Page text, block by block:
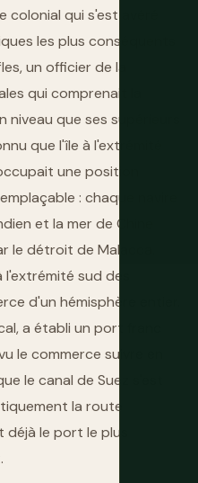
qui s'est avéré
les plus conséquents
un officier de la
qui comprenait la
que ses supérieurs
que l'île à l'extrémité
une position
: chaque navire
et la mer de Chine
le détroit de Malacca.
sud des
d'un hémisphère entier.
a établi un port franc
le commerce suivre en
le canal de Suez s'est
la route
le port le plus